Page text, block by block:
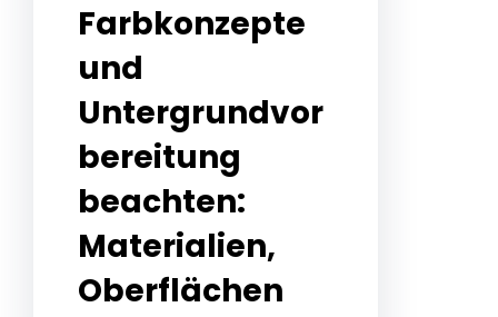
Farbkonzepte
und
Untergrundvor
bereitung
beachten:
Materialien,
Oberflächen